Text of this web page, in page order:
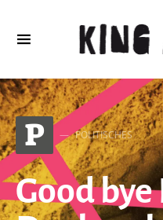
P POLITISCHES
Good